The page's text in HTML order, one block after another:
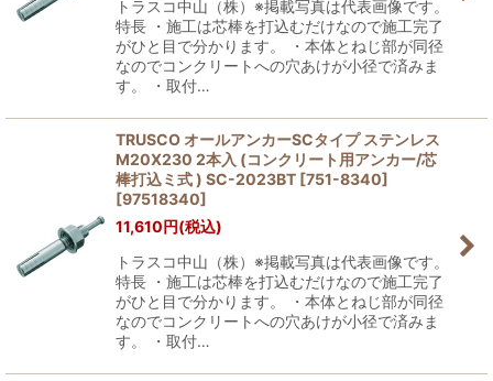
トラスコ中山（株）※掲載写真は代表画像です。
特長 ・施工は芯棒を打込むだけなので施工完了
がひと目で分かります。 ・本体とねじ部が同径
なのでコンクリートへの穴あけが小径で済みま
す。 ・取付…
TRUSCO オールアンカーSCタイプ ステンレス
M20X230 2本入 (コンクリート用アンカー/芯
棒打込ミ式 ) SC-2023BT [751-8340]
[97518340]
11,610円(税込)
トラスコ中山（株）※掲載写真は代表画像です。
特長 ・施工は芯棒を打込むだけなので施工完了
がひと目で分かります。 ・本体とねじ部が同径
なのでコンクリートへの穴あけが小径で済みま
す。 ・取付…